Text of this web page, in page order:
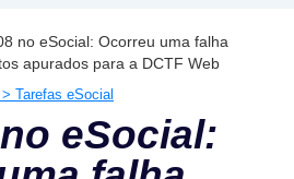
no eSocial: Ocorreu uma falha
apurados para a DCTF Web
Tarefas eSocial
eSocial: